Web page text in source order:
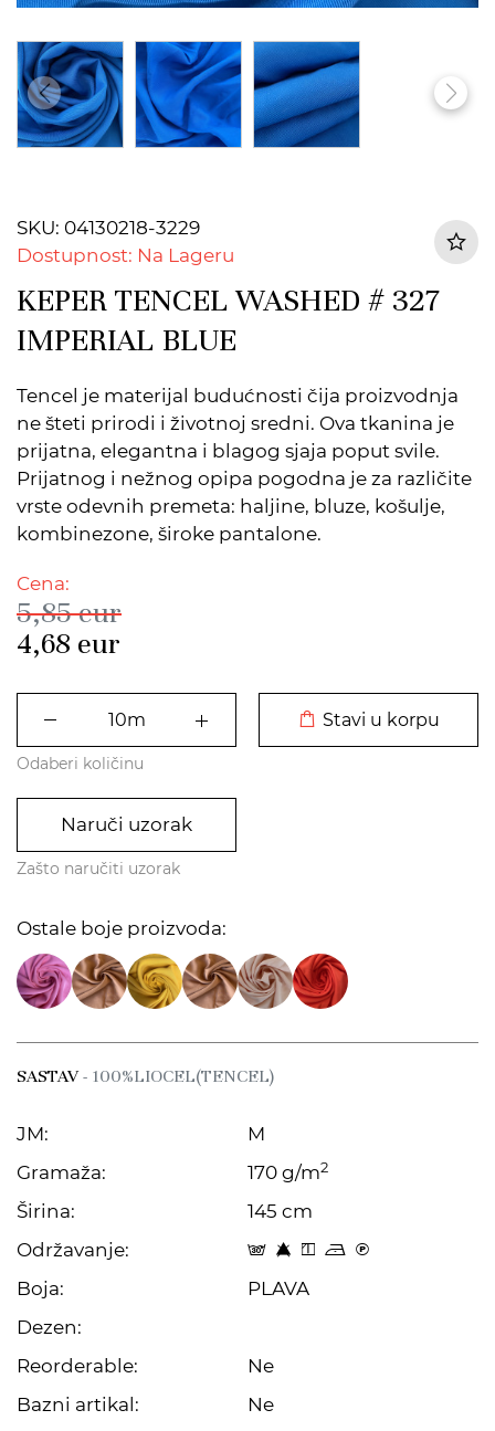
SKU: 04130218-3229
Dostupnost: Na Lageru
KEPER TENCEL WASHED # 327
IMPERIAL BLUE
Tencel je materijal budućnosti čija proizvodnja
ne šteti prirodi i životnoj sredni. Ova tkanina je
prijatna, elegantna i blagog sjaja poput svile.
Prijatnog i nežnog opipa pogodna je za različite
vrste odevnih premeta: haljine, bluze, košulje,
kombinezone, široke pantalone.
Cena:
5,85eur
4,68 eur
Stavi u korpu
Odaberi količinu
Naruči uzorak
Zašto naručiti uzorak
Ostale boje proizvoda:
SASTAV- 100%LIOCEL(TENCEL)
JM:
M
Gramaža:
170 g/m2
Širina:
145 cm
Održavanje:
s 8 y o C
Boja:
PLAVA
Dezen:
Reorderable:
Ne
Bazni artikal:
Ne